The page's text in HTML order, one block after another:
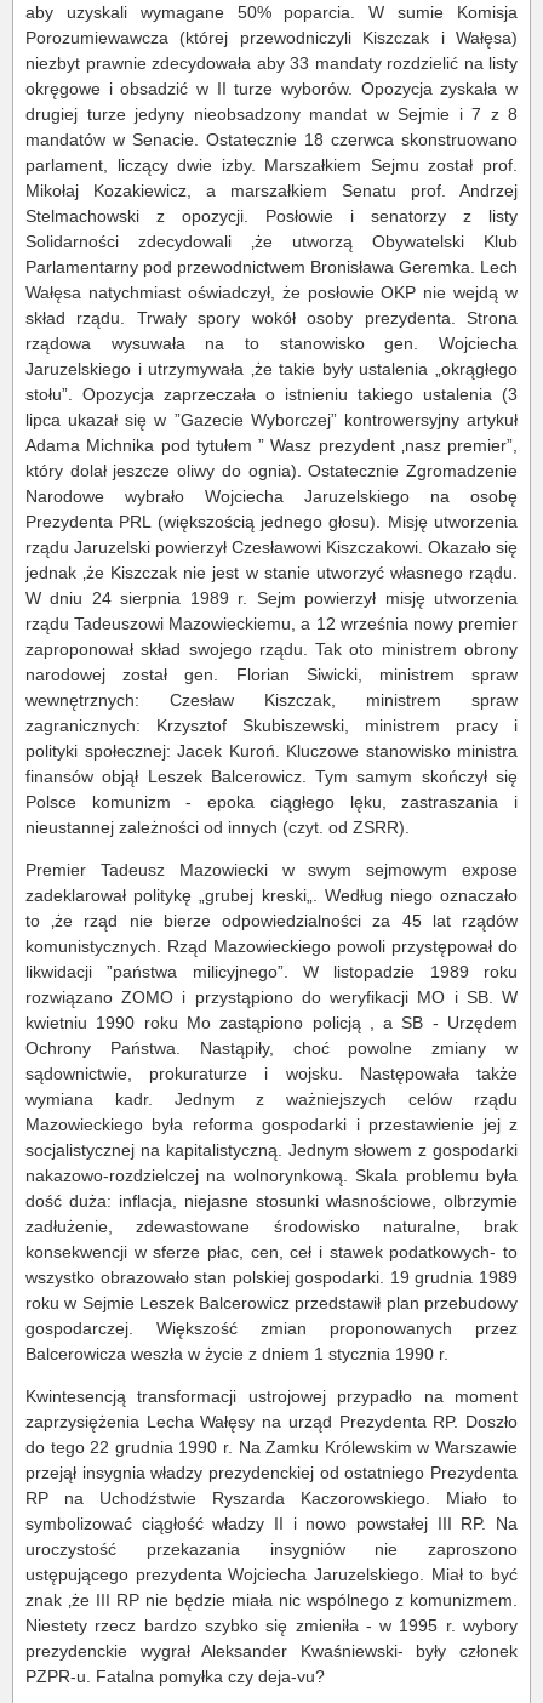
aby uzyskali wymagane 50% poparcia. W sumie Komisja
Porozumiewawcza (której przewodniczyli Kiszczak i Wałęsa)
niezbyt prawnie zdecydowała aby 33 mandaty rozdzielić na listy
okręgowe i obsadzić w II turze wyborów. Opozycja zyskała w
drugiej turze jedyny nieobsadzony mandat w Sejmie i 7 z 8
mandatów w Senacie. Ostatecznie 18 czerwca skonstruowano
parlament, liczący dwie izby. Marszałkiem Sejmu został prof.
Mikołaj Kozakiewicz, a marszałkiem Senatu prof. Andrzej
Stelmachowski z opozycji. Posłowie i senatorzy z listy
Solidarności zdecydowali ‚że utworzą Obywatelski Klub
Parlamentarny pod przewodnictwem Bronisława Geremka. Lech
Wałęsa natychmiast oświadczył, że posłowie OKP nie wejdą w
skład rządu. Trwały spory wokół osoby prezydenta. Strona
rządowa wysuwała na to stanowisko gen. Wojciecha
Jaruzelskiego i utrzymywała ‚że takie były ustalenia „okrągłego
stołu”. Opozycja zaprzeczała o istnieniu takiego ustalenia (3
lipca ukazał się w ”Gazecie Wyborczej” kontrowersyjny artykuł
Adama Michnika pod tytułem ” Wasz prezydent ‚nasz premier”,
który dolał jeszcze oliwy do ognia). Ostatecznie Zgromadzenie
Narodowe wybrało Wojciecha Jaruzelskiego na osobę
Prezydenta PRL (większością jednego głosu). Misję utworzenia
rządu Jaruzelski powierzył Czesławowi Kiszczakowi. Okazało się
jednak ‚że Kiszczak nie jest w stanie utworzyć własnego rządu.
W dniu 24 sierpnia 1989 r. Sejm powierzył misję utworzenia
rządu Tadeuszowi Mazowieckiemu, a 12 września nowy premier
zaproponował skład swojego rządu. Tak oto ministrem obrony
narodowej został gen. Florian Siwicki, ministrem spraw
wewnętrznych: Czesław Kiszczak, ministrem spraw
zagranicznych: Krzysztof Skubiszewski, ministrem pracy i
polityki społecznej: Jacek Kuroń. Kluczowe stanowisko ministra
finansów objął Leszek Balcerowicz. Tym samym skończył się
Polsce komunizm - epoka ciągłego lęku, zastraszania i
nieustannej zależności od innych (czyt. od ZSRR).
Premier Tadeusz Mazowiecki w swym sejmowym expose
zadeklarował politykę „grubej kreski„. Według niego oznaczało
to ‚że rząd nie bierze odpowiedzialności za 45 lat rządów
komunistycznych. Rząd Mazowieckiego powoli przystępował do
likwidacji ”państwa milicyjnego”. W listopadzie 1989 roku
rozwiązano ZOMO i przystąpiono do weryfikacji MO i SB. W
kwietniu 1990 roku Mo zastąpiono policją , a SB - Urzędem
Ochrony Państwa. Nastąpiły, choć powolne zmiany w
sądownictwie, prokuraturze i wojsku. Następowała także
wymiana kadr. Jednym z ważniejszych celów rządu
Mazowieckiego była reforma gospodarki i przestawienie jej z
socjalistycznej na kapitalistyczną. Jednym słowem z gospodarki
nakazowo-rozdzielczej na wolnorynkową. Skala problemu była
dość duża: inflacja, niejasne stosunki własnościowe, olbrzymie
zadłużenie, zdewastowane środowisko naturalne, brak
konsekwencji w sferze płac, cen, ceł i stawek podatkowych- to
wszystko obrazowało stan polskiej gospodarki. 19 grudnia 1989
roku w Sejmie Leszek Balcerowicz przedstawił plan przebudowy
gospodarczej. Większość zmian proponowanych przez
Balcerowicza weszła w życie z dniem 1 stycznia 1990 r.
Kwintesencją transformacji ustrojowej przypadło na moment
zaprzysiężenia Lecha Wałęsy na urząd Prezydenta RP. Doszło
do tego 22 grudnia 1990 r. Na Zamku Królewskim w Warszawie
przejął insygnia władzy prezydenckiej od ostatniego Prezydenta
RP na Uchodźstwie Ryszarda Kaczorowskiego. Miało to
symbolizować ciągłość władzy II i nowo powstałej III RP. Na
uroczystość przekazania insygniów nie zaproszono
ustępującego prezydenta Wojciecha Jaruzelskiego. Miał to być
znak ‚że III RP nie będzie miała nic wspólnego z komunizmem.
Niestety rzecz bardzo szybko się zmieniła - w 1995 r. wybory
prezydenckie wygrał Aleksander Kwaśniewski- były członek
PZPR-u. Fatalna pomyłka czy deja-vu?